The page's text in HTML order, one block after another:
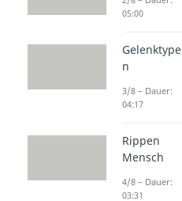
05:00
Gelenktype
n
3/8 – Dauer:
04:17
Rippen
Mensch
4/8 – Dauer:
03:31